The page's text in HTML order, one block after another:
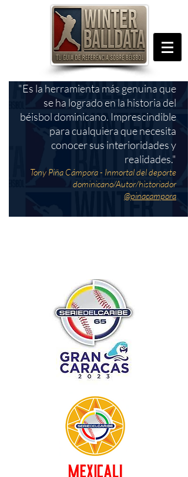
"Es la herramienta más genuina que
se ha logrado en la historia del
béisbol dominicano. Imprescindible
para cualquiera que necesita
conocer sus interioridades y
realidades."
Tony Piña Cámpora - Inmortal del deporte
dominicano/Autor/historiador
@pinacampora